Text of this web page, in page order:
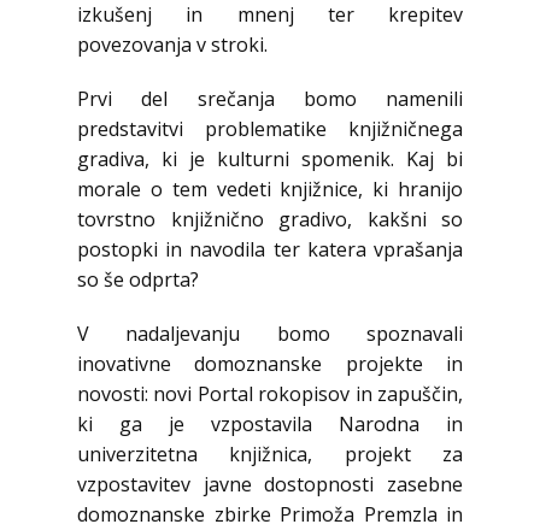
izkušenj in mnenj ter krepitev
povezovanja v stroki.
Prvi del srečanja bomo namenili
predstavitvi problematike knjižničnega
gradiva, ki je kulturni spomenik. Kaj bi
morale o tem vedeti knjižnice, ki hranijo
tovrstno knjižnično gradivo, kakšni so
postopki in navodila ter katera vprašanja
so še odprta?
V nadaljevanju bomo spoznavali
inovativne domoznanske projekte in
novosti: novi Portal rokopisov in zapuščin,
ki ga je vzpostavila Narodna in
univerzitetna knjižnica, projekt za
vzpostavitev javne dostopnosti zasebne
domoznanske zbirke Primoža Premzla in